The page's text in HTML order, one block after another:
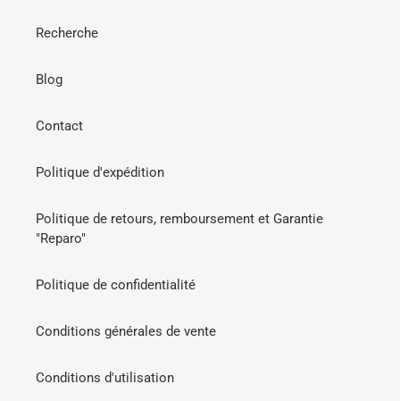
Recherche
Blog
Contact
Politique d'expédition
Politique de retours, remboursement et Garantie
"Reparo"
Politique de confidentialité
Conditions générales de vente
Conditions d'utilisation